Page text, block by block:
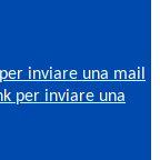
inviare una mail
per inviare una